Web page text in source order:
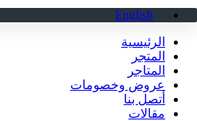
English
الرئيسية
المتجر
المتاجر
عروض وخصومات
أتصل بنا
مقالات